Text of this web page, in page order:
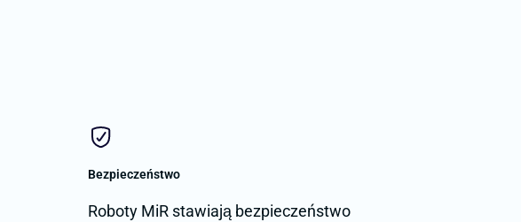
Bezpieczeństwo
Roboty MiR stawiają bezpieczeństwo